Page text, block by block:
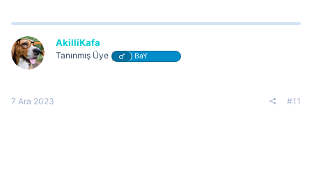
AkilliKafa
Tanınmış Üye BaY
7 Ara 2023 #11